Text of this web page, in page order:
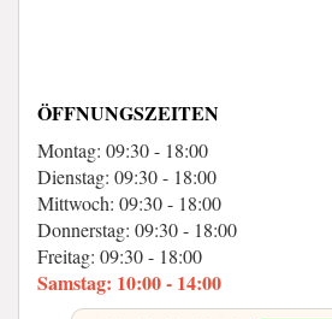
ÖFFNUNGSZEITEN
Montag: 09:30 - 18:00
Dienstag: 09:30 - 18:00
Mittwoch: 09:30 - 18:00
Donnerstag: 09:30 - 18:00
Freitag: 09:30 - 18:00
Samstag: 10:00 - 14:00